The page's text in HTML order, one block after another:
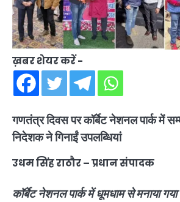
ख़बर शेयर करें -
गणतंत्र दिवस पर कॉर्बेट नेशनल पार्क में
निदेशक ने गिनाईं उपलब्धियां
उधम सिंह राठौर – प्रधान संपादक
कॉर्बेट नेशनल पार्क में धूमधाम से मनाया